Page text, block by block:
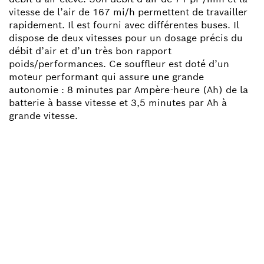
vitesse de l’air de 167 mi/h permettent de travailler
rapidement. Il est fourni avec différentes buses. Il
dispose de deux vitesses pour un dosage précis du
débit d’air et d’un très bon rapport
poids/performances. Ce souffleur est doté d’un
moteur performant qui assure une grande
autonomie : 8 minutes par Ampère-heure (Ah) de la
batterie à basse vitesse et 3,5 minutes par Ah à
grande vitesse.